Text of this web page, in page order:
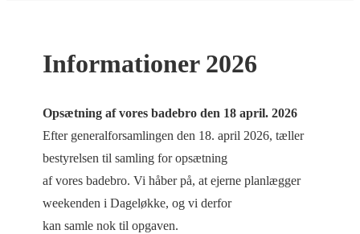
Informationer 2026
Opsætning af vores badebro den 18 april. 2026
Efter generalforsamlingen den 18. april 2026, tæller
bestyrelsen til samling for opsætning
af vores badebro. Vi håber på, at ejerne planlægger
weekenden i Dageløkke, og vi derfor
kan samle nok til opgaven.